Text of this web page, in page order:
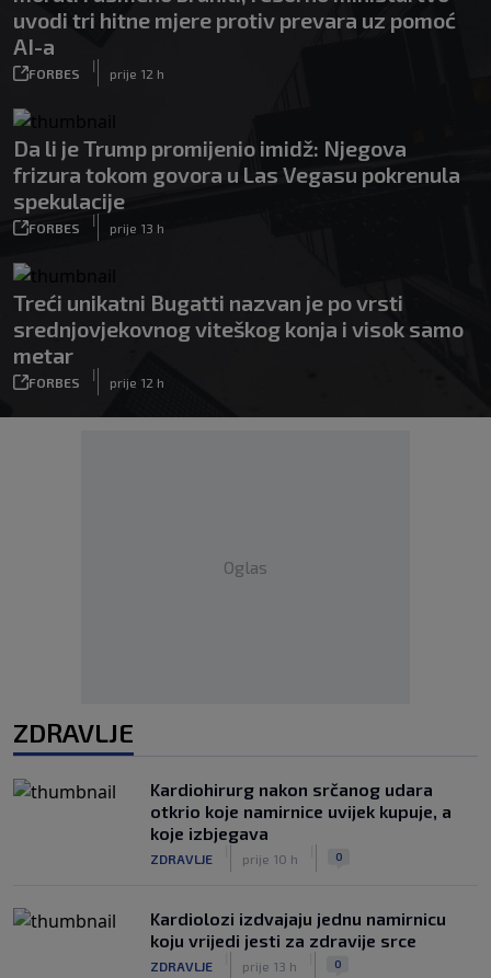
uvodi tri hitne mjere protiv prevara uz pomoć
AI-a
FORBES
|
prije 12 h
Da li je Trump promijenio imidž: Njegova
frizura tokom govora u Las Vegasu pokrenula
spekulacije
FORBES
|
prije 13 h
Treći unikatni Bugatti nazvan je po vrsti
srednjovjekovnog viteškog konja i visok samo
metar
FORBES
|
prije 12 h
Oglas
ZDRAVLJE
Kardiohirurg nakon srčanog udara
otkrio koje namirnice uvijek kupuje, a
koje izbjegava
ZDRAVLJE prije 10 h 0
Kardiolozi izdvajaju jednu namirnicu
koju vrijedi jesti za zdravije srce
ZDRAVLJE prije 13 h 0